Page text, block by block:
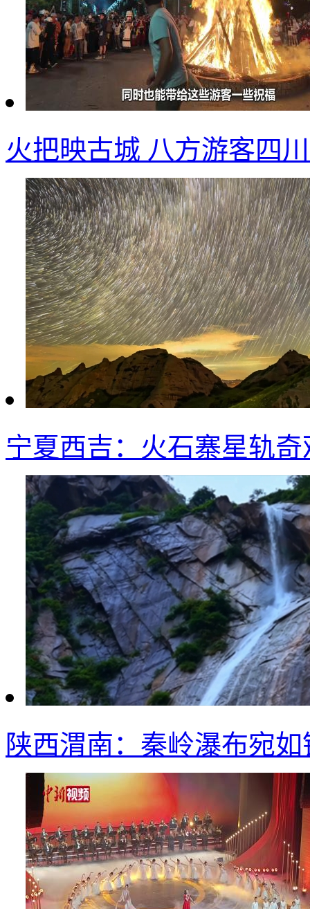
火把映古城 八方游客四
宁夏西吉：火石寨星轨
陕西渭南：秦岭瀑布宛